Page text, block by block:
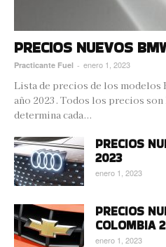
PRECIOS NUEVOS
Practicante Fuel - enero 1, 2023
Lista de precios de los modelos
año 2023. Todos los precios
determina cada...
PRECIOS
2023
enero 1, 2023
PRECIOS
COLOMBIA
enero 1, 2023